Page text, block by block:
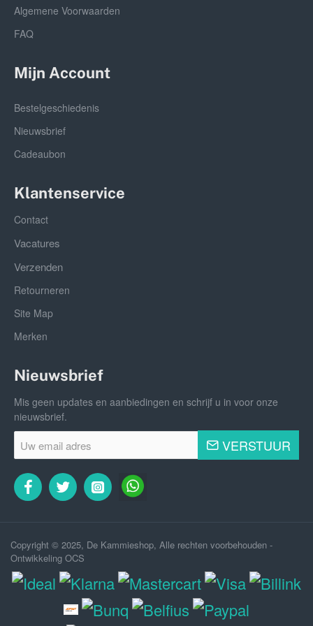
Algemene Voorwaarden
FAQ
Mijn Account
Bestelgeschiedenis
Nieuwsbrief
Cadeaubon
Klantenservice
Contact
Vacatures
Verzenden
Retourneren
Site Map
Merken
Nieuwsbrief
Mis geen updates en aanbiedingen en schrijf u in voor onze
nieuwsbrief.
Uw
email
adres
VERSTUUR
Copyright © 2025, De Kammieshop, Alle rechten voorbehouden -
Ontwikkeling OCS